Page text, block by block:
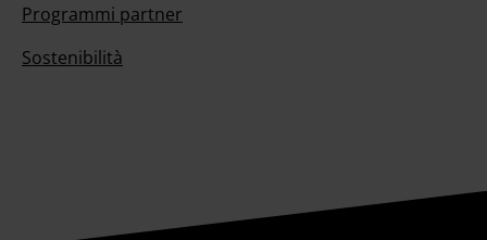
Programmi partner
Sostenibilità